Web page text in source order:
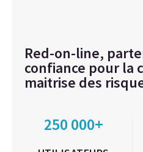
Red-on-line,
confiance pour la
maitrise des
250 000+